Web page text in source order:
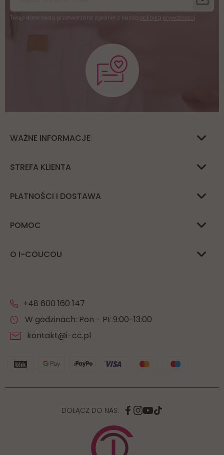
Twoje dane będą przetwarzane zgodnie z naszą polityką prywatności
WAŻNE INFORMACJE
STREFA KLIENTA
PŁATNOŚCI I DOSTAWA
POMOC
O I-COUCOU
+48 600 160 147
W godzinach: Pon - Pt 9:00-13:00
kontakt@i-cc.pl
DOŁĄCZ DO NAS: